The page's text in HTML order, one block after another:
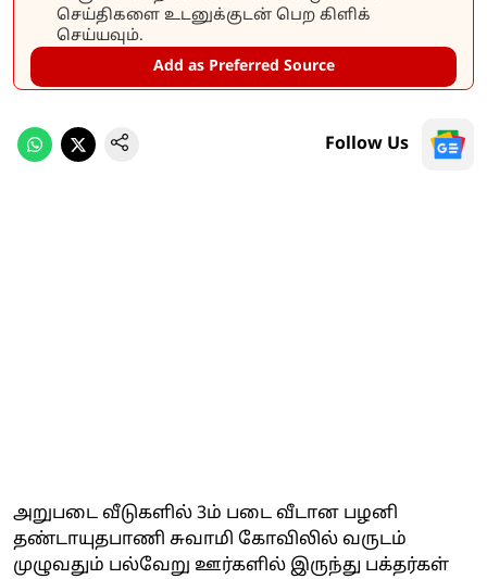
செய்திகளை உடனுக்குடன் பெற கிளிக்
செய்யவும்.
Add as Preferred Source
Follow Us
அறுபடை வீடுகளில் 3ம் படை வீடான பழனி
தண்டாயுதபாணி சுவாமி கோவிலில் வருடம்
முழுவதும் பல்வேறு ஊர்களில் இருந்து பக்தர்கள்